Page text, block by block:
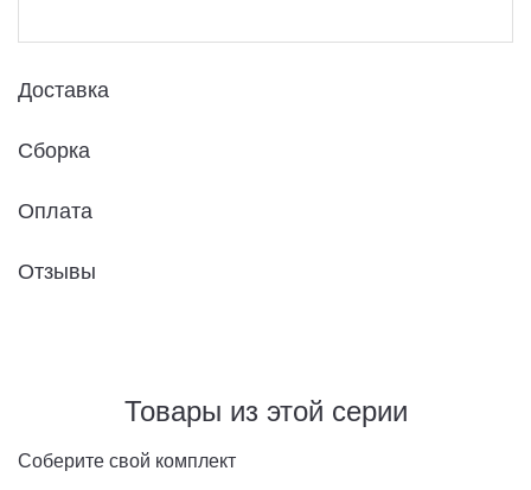
Доставка
Сборка
Оплата
Отзывы
Товары из этой серии
Соберите свой комплект